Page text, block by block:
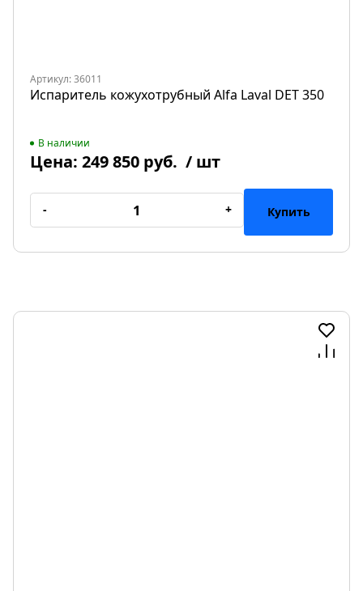
Артикул: 36011
Испаритель кожухотрубный Alfa Laval DET 350
В наличии
Цена: 249 850 руб. / шт
- + Купить